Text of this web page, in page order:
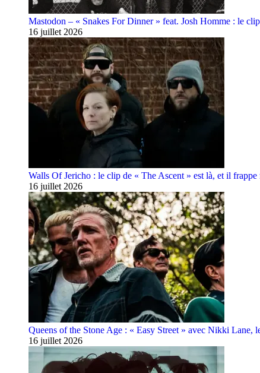
Mastodon – « Snakes For Dinner » feat. Josh Homme : le
16 juillet 2026
Walls Of Jericho : le clip de « The Ascent » est là, et il frappe
16 juillet 2026
Queens of the Stone Age : « Easy Street » avec Nikki Lane,
16 juillet 2026